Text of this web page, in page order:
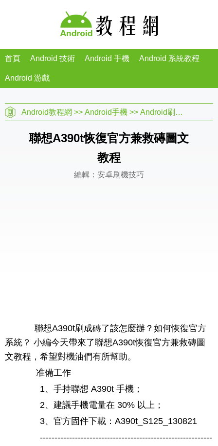
首頁 Android 技術 Android 手機 Android 系統教程
Android 游戲
Android教程網 >> Android手機 >> Android刷機教程
聯想A390t恢復官方兼救磚圖文
教程
編輯：安卓刷機技巧
聯想A390t刷成磚了該怎麼辦？如何恢復官方
系統？ 小編今天帶來了聯想A390t恢復官方兼救磚圖
文教程，希望對機油們有所幫助。
准備工作
1、手持聯想 A390t 手機；
2、建議手機電量在 30% 以上；
3、官方固件下載：A390t_S125_130821
-----------------------------------------------------------